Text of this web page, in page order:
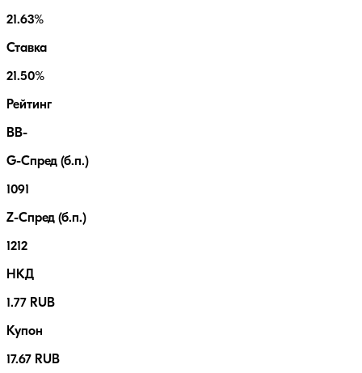
21.63%
Ставка
21.50%
Рейтинг
BB-
G-Спред (б.п.)
1091
Z-Спред (б.п.)
1212
НКД
1.77 RUB
Купон
17.67 RUB